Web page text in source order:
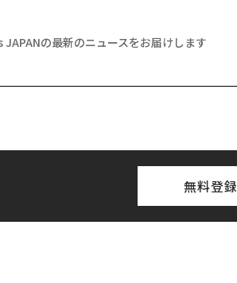
JAPANの最新のニュースをお届けします
無料登録